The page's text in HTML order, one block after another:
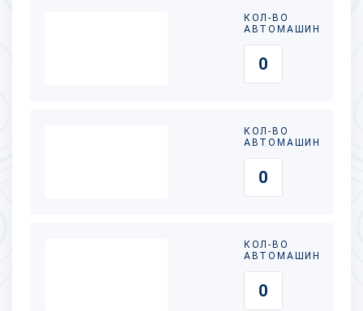
КОЛ-ВО
АВТОМАШИН
КОЛ-ВО
АВТОМАШИН
КОЛ-ВО
АВТОМАШИН